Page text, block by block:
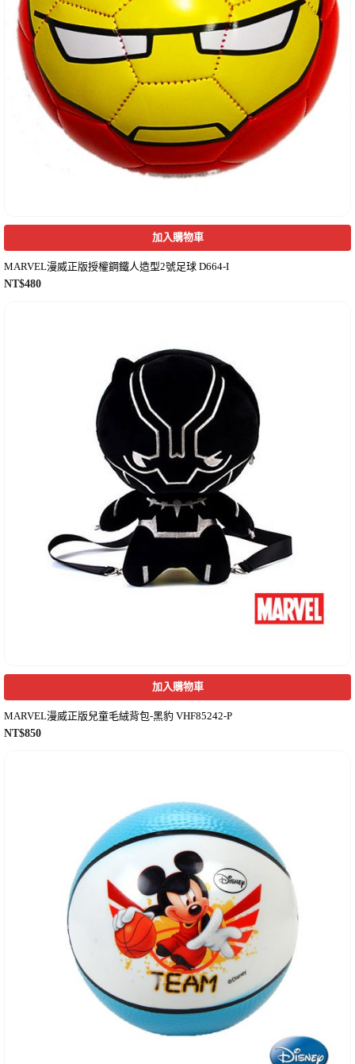
加入購物車
MARVEL漫威正版授權鋼鐵人造型2號足球 D664-I
NT$480
加入購物車
MARVEL漫威正版兒童毛絨背包-黑豹 VHF85242-P
NT$850